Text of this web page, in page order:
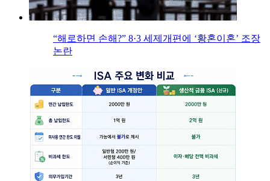
“해로하면 손해?” 8·3 세제개편에 ‘황혼이혼’ 조장
논란